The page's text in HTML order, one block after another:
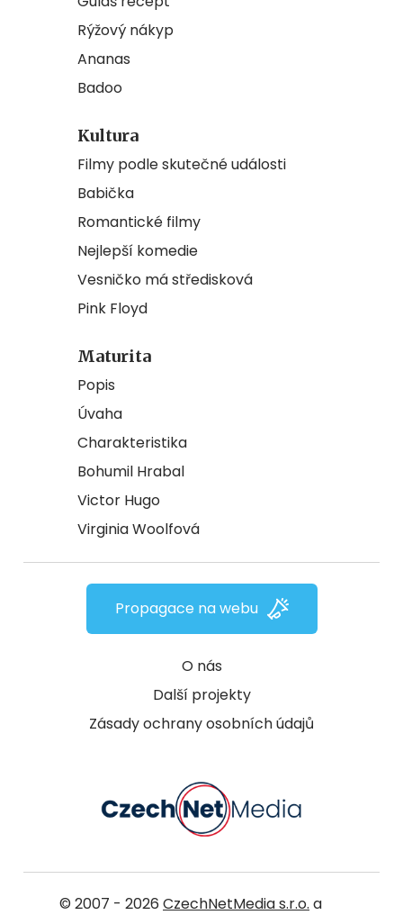
Rýžový nákyp
Ananas
Badoo
Kultura
Filmy podle skutečné události
Babička
Romantické filmy
Nejlepší komedie
Vesničko má středisková
Pink Floyd
Maturita
Popis
Úvaha
Charakteristika
Bohumil Hrabal
Victor Hugo
Virginia Woolfová
O nás
Další projekty
Zásady ochrany osobních údajů
Propagace na webu
© 2007 - 2026 CzechNetMedia s.r.o. a